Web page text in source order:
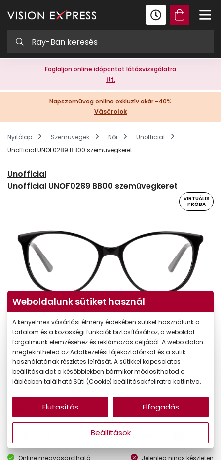
Foglaljon online időpontot látásvizsgálatra
itt.
Napszemüveg online exkluzív akár -40%
Vásárolok
Nyitólap Szemüvegek Női
Unofficial
Unofficial UNOF0289 BB00 szemüvegkeret
Unofficial
Unofficial UNOF0289 BB00 szemüvegkeret
VIRTUÁLIS
PRÓBA
-50%
16.995 Ft
A feltűntetett ár a szemüvegkeretre vonatkozik.
Online megvásárolható Jelenleg nincs készleten
Weboldalunk sütiket használ
A kényelmes vásárlási élmény érdekében sütiket használunk a
tartalom és a közösségi funkciók biztosításához, a weboldal
forgalmunk elemzéséhez és reklámozás céljából. A weboldalon
megtekintheted az Adatkezelési tájékoztatónkat és a sütik
használatának részletes leírását. A sütikkel kapcsolatos
beállításaidat a későbbiekben bármikor módosíthatod a
láblécben található Süti (Cookie) beállítások feliratra kattintva.
Beállítások
Elutasítás Elfogadás